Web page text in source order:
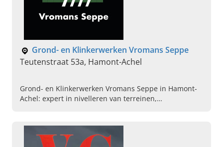
Grond- en Klinkerwerken Vromans Seppe
Teutenstraat 53a, Hamont-Achel
Grond- en Klinkerwerken Vromans Seppe in Hamont-
Achel: expert in nivelleren van terreinen,